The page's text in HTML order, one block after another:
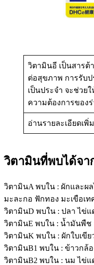
วิตามินอี เป็นสาร
ต่อสุขภาพ การรับ
เป็นประจำ จะช่วย
ความต้องการของร่
อ่านรายละเอียดเพิ่
วิตามินที่พบได้จา
วิตามินA พบใน : ผักและผ
มะละกอ ฟักทอง มะเขือเท
วิตามินD พบใน : ปลา ไข่
วิตามินE พบใน : น้ำมันพื
วิตามินK พบใน : ผักใบเขี
วิตามินB1 พบใน : ข้าวกล้
วิตามินB2 พบใน : นม ไข่แ